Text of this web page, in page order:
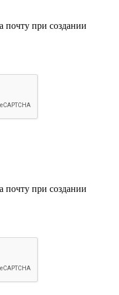
почту при создании
почту при создании